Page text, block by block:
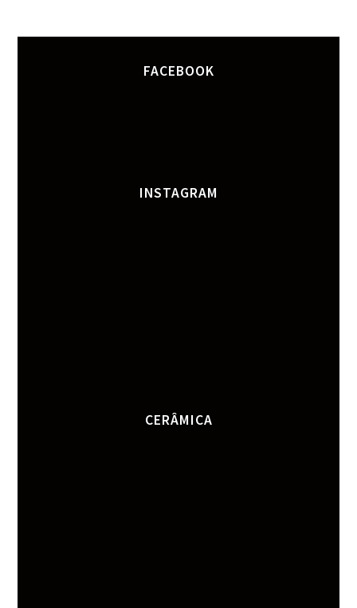
FACEBOOK
INSTAGRAM
CERÂMICA